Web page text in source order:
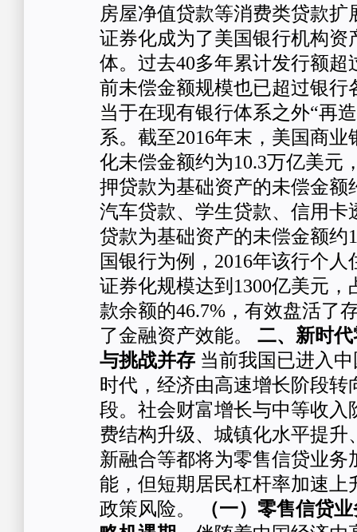
房屋净值贷款等消费类贷款扩
证券化成为了美国银行机构资
体。过去40多年累计发行额超
前未偿金额规模也已超过银行
当于在现有银行体系之外“再
系。截至2016年末，美国商
化未偿金额约为10.3万亿美元
押贷款为基础资产的未偿金额
汽车贷款、学生贷款、信用卡
贷款为基础资产的未偿金额约
国银行为例，2016年该行个
证券化规模达到1300亿美元，
款余额的46.7%，有效盘活了
了金融资产效能。 二、 新时
与挑战并存 当前我国已进入
时代，经济由高速增长阶段转
段。社会财富增长与中等收入
费结构升级、城镇化水平提升
新融合等都将为零售信贷业务
能，但短期居民杠杆率加速上
政策风险。
（一）零售信贷